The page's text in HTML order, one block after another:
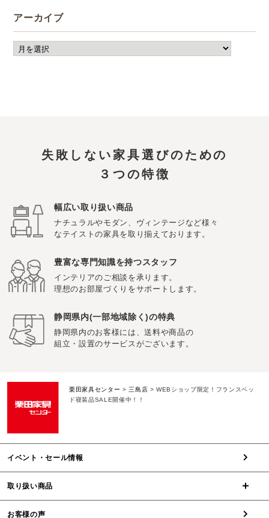
アーカイブ
失敗しない家具選びのための
３つの特徴
幅広い取り扱い商品
ナチュラルやモダン、ヴィンテージなど様々
なテイストの家具を取り揃えております。
豊富な専門知識を持つスタッフ
インテリアのご相談を承ります。
理想のお部屋づくりをサポートします。
静岡県内(一部地域除く)の特典
静岡県内のお客様には、送料や商品の
組立・設置のサービスがございます。
栗田家具センター > 三島店 >WEBショップ限定！フランスベッ
ド寝装品SALE開催中！！
イベント・セール情報
取り扱い商品
お客様の声